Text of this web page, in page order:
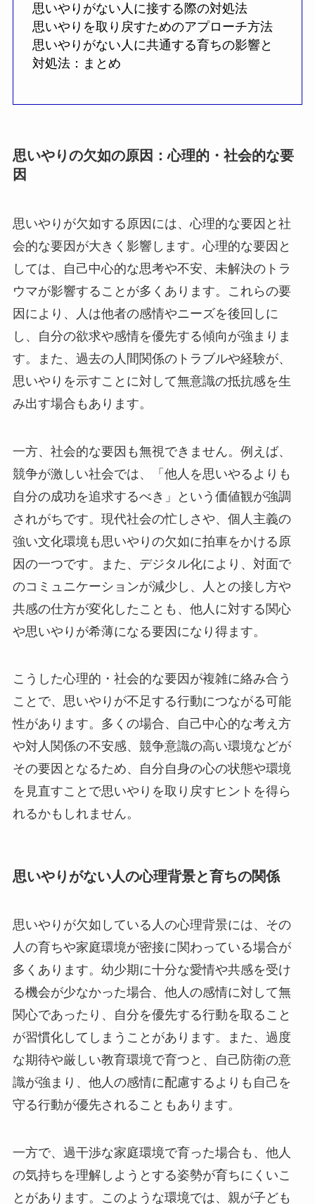
思いやりがない人に接する際の対処法
思いやりを取り戻すためのアプローチ方法
思いやりがない人に共通する育ちの影響と
対処法：まとめ
思いやりの欠如の原因：心理的・社会的な要
因
思いやりが欠如する原因には、心理的な要因と社
会的な要因が大きく影響します。心理的な要因と
しては、自己中心的な思考や不安、未解決のトラ
ウマが影響することが多くあります。これらの要
因により、人は他者の感情やニーズを後回しに
し、自分の欲求や感情を優先する傾向が強まりま
す。また、過去の人間関係のトラブルや経験が、
思いやりを示すことに対して無意識の抵抗感を生
み出す場合もあります。
一方、社会的な要因も無視できません。例えば、
競争が激しい社会では、「他人を思いやるよりも
自分の成功を追求するべき」という価値観が強調
されがちです。現代社会の忙しさや、個人主義の
強い文化環境も思いやりの欠如に拍車をかける原
因の一つです。また、デジタル化により、対面で
のコミュニケーションが減少し、人との接し方や
共感の仕方が変化したことも、他人に対する関心
や思いやりが希薄になる要因になり得ます。
こうした心理的・社会的な要因が複雑に絡み合う
ことで、思いやりが不足する行動につながる可能
性があります。多くの場合、自己中心的な考え方
や対人関係の不安感、競争意識の高い環境などが
その要因となるため、自分自身の心の状態や環境
を見直すことで思いやりを取り戻すヒントを得ら
れるかもしれません。
思いやりがない人の心理背景と育ちの関係
思いやりが欠如している人の心理背景には、その
人の育ちや家庭環境が密接に関わっている場合が
多くあります。幼少期に十分な愛情や共感を受け
る機会が少なかった場合、他人の感情に対して無
関心であったり、自分を優先する行動を取ること
が習慣化してしまうことがあります。また、過度
な期待や厳しい教育環境で育つと、自己防衛の意
識が強まり、他人の感情に配慮するよりも自己を
守る行動が優先されることもあります。
一方で、過干渉な家庭環境で育った場合も、他人
の気持ちを理解しようとする姿勢が育ちにくいこ
とがあります。このような環境では、親が子ども